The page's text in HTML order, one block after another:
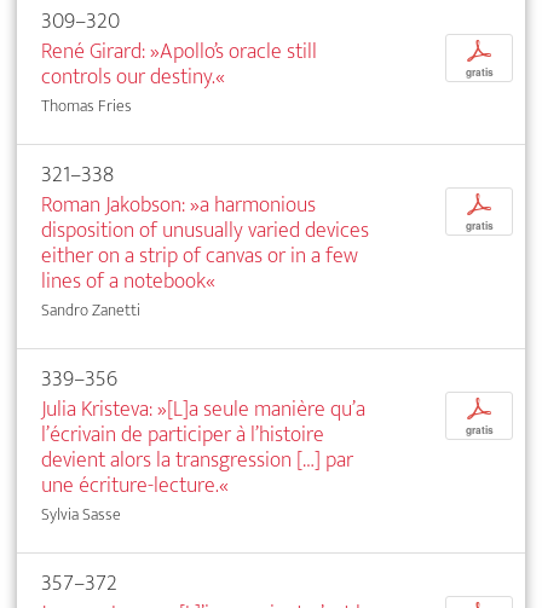
309–320
René Girard: »Apollo’s oracle still
controls our destiny.«
Thomas Fries
p
gratis
321–338
Roman Jakobson: »a harmonious
disposition of unusually varied devices
either on a strip of canvas or in a few
lines of a notebook«
Sandro Zanetti
p
gratis
339–356
Julia Kristeva: »[L]a seule manière qu’a
l’écrivain de participer à l’histoire
devient alors la transgression […] par
une écriture-lecture.«
Sylvia Sasse
p
gratis
357–372